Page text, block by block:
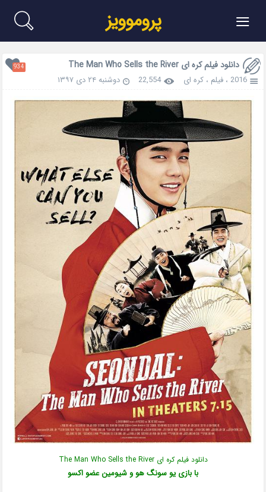
≡ پروموویز
دانلود فیلم کره ای The Man Who Sells the River 934
2016 ،فیلم ،کره ای 22,554 دوشنبه ۲۴ دی ۱۳۹۷
دانلود فیلم کره ای The Man Who Sells the River
با بازی یو سونگ هو و شیومین عضو اکسو